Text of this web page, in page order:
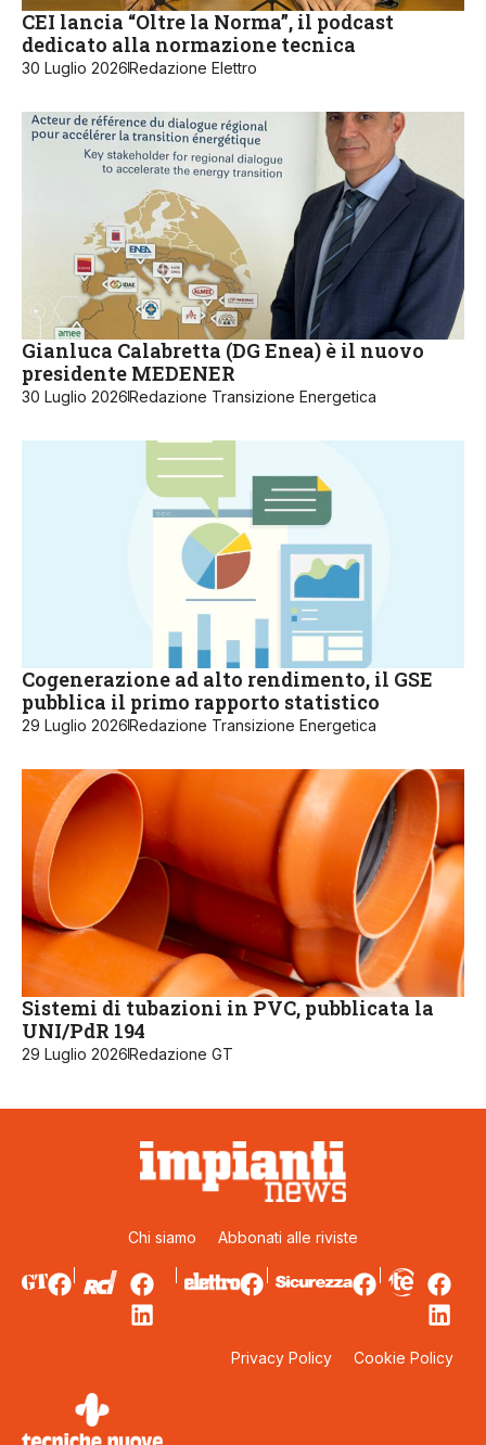
CEI lancia “Oltre la Norma”, il podcast
dedicato alla normazione tecnica
30 Luglio 2026Redazione Elettro
Gianluca Calabretta (DG Enea) è il nuovo
presidente MEDENER
30 Luglio 2026Redazione Transizione Energetica
Cogenerazione ad alto rendimento, il GSE
pubblica il primo rapporto statistico
29 Luglio 2026Redazione Transizione Energetica
Sistemi di tubazioni in PVC, pubblicata la
UNI/PdR 194
29 Luglio 2026Redazione GT
Chi siamo Abbonati alle riviste
Privacy Policy Cookie Policy